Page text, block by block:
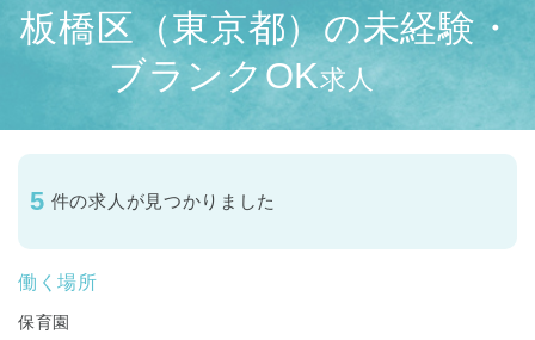
板橋区（東京都）の未経験・
ブランクOK求人
5 件の求人が見つかりました
働く場所
保育園